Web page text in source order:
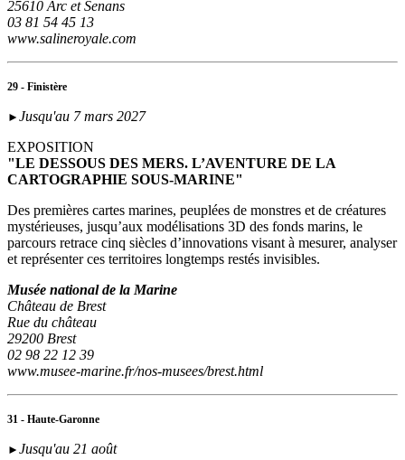
25610 Arc et Senans
03 81 54 45 13
www.salineroyale.com
29 - Finistère
► Jusqu'au 7 mars 2027
EXPOSITION
"LE DESSOUS DES MERS. L’AVENTURE DE LA
CARTOGRAPHIE SOUS-MARINE"
Des premières cartes marines, peuplées de monstres et de créatures
mystérieuses, jusqu’aux modélisations 3D des fonds marins, le
parcours retrace cinq siècles d’innovations visant à mesurer, analyser
et représenter ces territoires longtemps restés invisibles.
Musée national de la Marine
Château de Brest
Rue du château
29200 Brest
02 98 22 12 39
www.musee-marine.fr/nos-musees/brest.html
31 - Haute-Garonne
► Jusqu'au 21 août